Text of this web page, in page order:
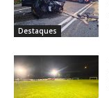
Destaques